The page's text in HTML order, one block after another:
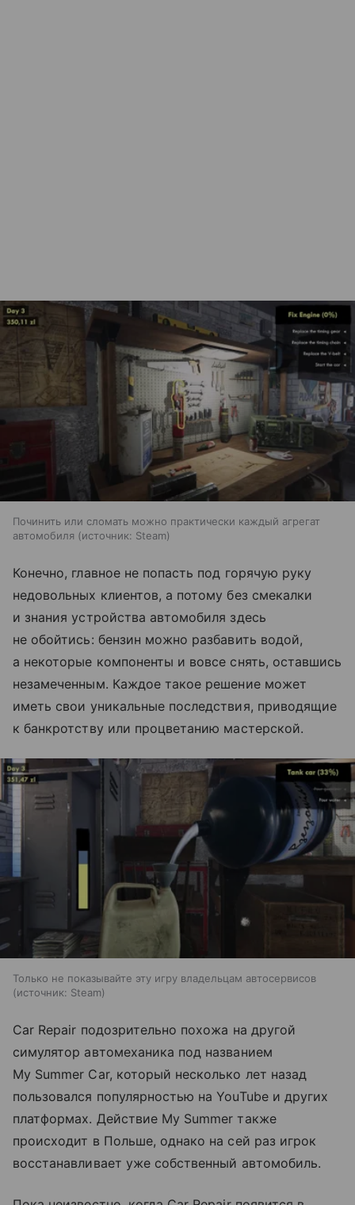
Починить или сломать можно практически каждый агрегат
автомобиля
источник: Steam
Конечно, главное не попасть под горячую руку
недовольных клиентов, а потому без смекалки
и знания устройства автомобиля здесь
не обойтись: бензин можно разбавить водой,
а некоторые компоненты и вовсе снять, оставшись
незамеченным. Каждое такое решение может
иметь свои уникальные последствия, приводящие
к банкротству или процветанию мастерской.
Только не показывайте эту игру владельцам автосервисов
источник: Steam
Car Repair подозрительно похожа на другой
симулятор автомеханика под названием
My Summer Car, который несколько лет назад
пользовался популярностью на YouTube и других
платформах. Действие My Summer также
происходит в Польше, однако на сей раз игрок
восстанавливает уже собственный автомобиль.